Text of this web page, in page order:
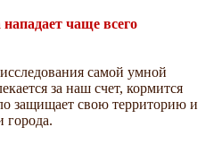
чаще всего
самой умной
за наш счет, кормится
защищает свою территорию и
города.